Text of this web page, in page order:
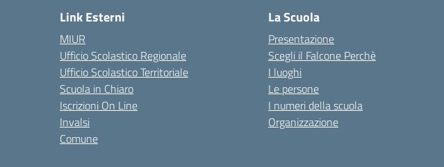
Link Esterni
MIUR
Ufficio Scolastico Regionale
Ufficio Scolastico Territoriale
Scuola in Chiaro
Iscrizioni On Line
Invalsi
Comune
La Scuola
Presentazione
Scegli il Falcone Perchè
I luoghi
Le persone
I numeri della scuola
Organizzazione